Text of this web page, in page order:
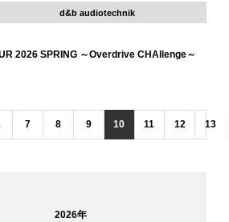
d&b audiotechnik
2026 SPRING ～Overdrive CHAllenge～
7 8 9 10 11 12 13
2026年